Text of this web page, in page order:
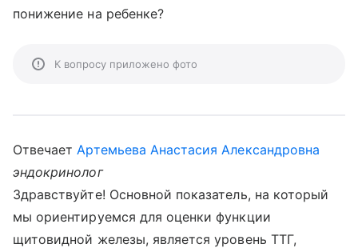
понижение на ребенке?
К вопросу приложено фото
ОтвечаетАртемьева Анастасия Александровна
эндокринолог
Здравствуйте! Основной показатель, на который
мы ориентируемся для оценки функции
щитовидной железы, является уровень ТТГ,